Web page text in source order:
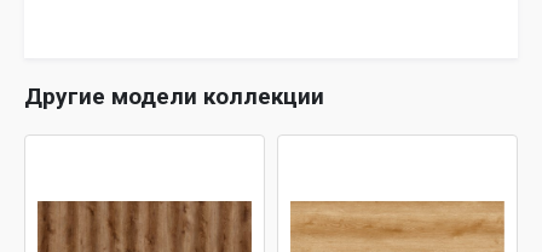
Другие модели коллекции